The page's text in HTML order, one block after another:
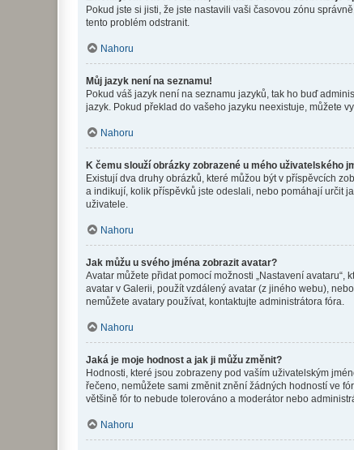
Pokud jste si jisti, že jste nastavili vaši časovou zónu
tento problém odstranit.
Nahoru
Můj jazyk není na seznamu!
Pokud váš jazyk není na seznamu jazyků, tak ho buď
jazyk. Pokud překlad do vašeho jazyku neexistuje, můžete
Nahoru
K čemu slouží obrázky zobrazené u mého uživatelského
Existují dva druhy obrázků, které můžou být v příspěvcích
a indikují, kolik příspěvků jste odeslali, nebo pomáhají určit
uživatele.
Nahoru
Jak můžu u svého jména zobrazit avatar?
Avatar můžete přidat pomocí možnosti „Nastavení avataru“,
avatar v Galerii, použít vzdálený avatar (z jiného webu),
nemůžete avatary používat, kontaktujte administrátora fóra.
Nahoru
Jaká je moje hodnost a jak ji můžu změnit?
Hodnosti, které jsou zobrazeny pod vaším uživatelským
řečeno, nemůžete sami změnit znění žádných hodností ve
většině fór to nebude tolerováno a moderátor nebo
Nahoru